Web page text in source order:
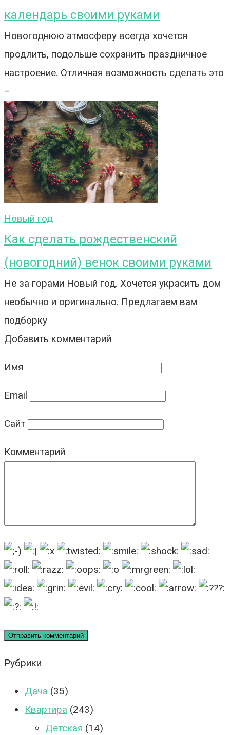
календарь своими руками
Новогоднюю атмосферу всегда хочется
продлить, подольше сохранить праздничное
настроение. Отличная возможность сделать это
–
Новый год
Как сделать рождественский
(новогодний) венок своими руками
Не за горами Новый год. Хочется украсить дом
необычно и оригинально. Предлагаем вам
подборку
Добавить комментарий
Имя
Email
Сайт
Комментарий
Рубрики
Дача (35)
Квартира (243)
Детская (14)